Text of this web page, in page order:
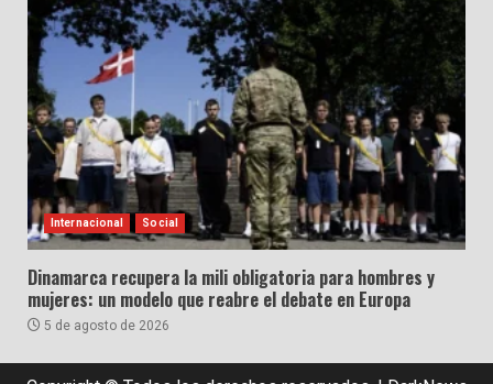
Internacional Social
Dinamarca recupera la mili obligatoria para hombres y
mujeres: un modelo que reabre el debate en Europa
5 de agosto de 2026